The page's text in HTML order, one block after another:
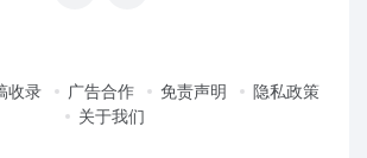
收录 广告合作 免责声明
隐私政策
关于我们